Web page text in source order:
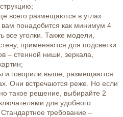
всего размещаются в углах
вам понадобится как минимум 4
все уголки. Также модели,
применяются для подсветки
– стенной ниши, зеркала,
и говорили выше, размещаются
Они встречаются реже. Но если
такое решение, выбирайте 2
для удобного
требование –